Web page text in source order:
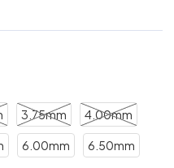
3.75mm 4.00mm
6.00mm 6.50mm